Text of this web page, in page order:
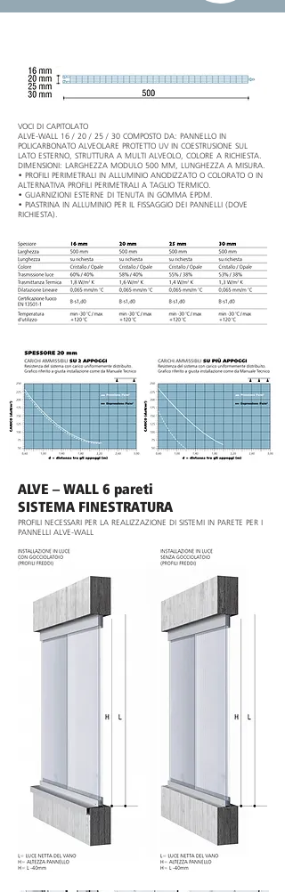
VOCI DI CAPITOLATO
ALVE-WALL 16 / 20 / 25 / 30 COMPOSTO DA: PANNELLO IN
POLICARBONATO ALVEOLARE PROTETTO UV IN COESTRUSIONE SUL
LATO ESTERNO, STRUTTURA A MULTI ALVEOLO, COLORE A RICHIESTA.
DIMENSIONI: LARGHEZZA MODULO 500 MM, LUNGHEZZA A MISURA.
• PROFILI PERIMETRALI IN ALLUMINIO ANODIZZATO O COLORATO O IN
ALTERNATIVA PROFILI PERIMETRALI A TAGLIO TERMICO.
• GUARNIZIONI ESTERNE DI TENUTA IN GOMMA EPDM.
• PIASTRINA IN ALLUMINIO PER IL FISSAGGIO DEI PANNELLI (DOVE
RICHIESTA).
ALVE – WALL 6 pareti
SISTEMA FINESTRATURA
PROFILI NECESSARI PER LA REALIZZAZIONE DI SISTEMI IN PARETE PER I
PANNELLI ALVE-WALL